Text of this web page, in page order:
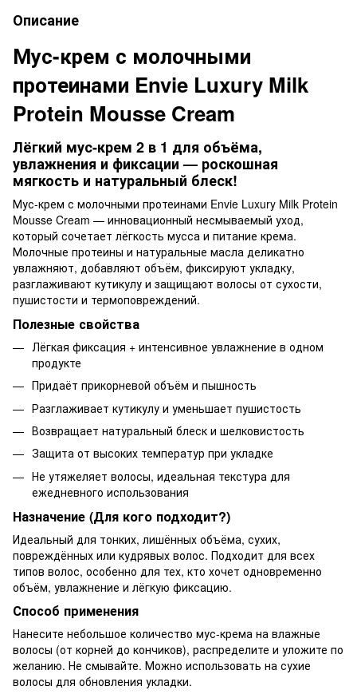
Описание
Мус-крем с молочными
протеинами Envie Luxury Milk
Protein Mousse Cream
Лёгкий мус-крем 2 в 1 для объёма,
увлажнения и фиксации — роскошная
мягкость и натуральный блеск!
Мус-крем с молочными протеинами Envie Luxury Milk Protein
Mousse Cream — инновационный несмываемый уход,
который сочетает лёгкость мусса и питание крема.
Молочные протеины и натуральные масла деликатно
увлажняют, добавляют объём, фиксируют укладку,
разглаживают кутикулу и защищают волосы от сухости,
пушистости и термоповреждений.
Полезные свойства
Лёгкая фиксация + интенсивное увлажнение в одном
продукте
Придаёт прикорневой объём и пышность
Разглаживает кутикулу и уменьшает пушистость
Возвращает натуральный блеск и шелковистость
Защита от высоких температур при укладке
Не утяжеляет волосы, идеальная текстура для
ежедневного использования
Назначение (Для кого подходит?)
Идеальный для тонких, лишённых объёма, сухих,
повреждённых или кудрявых волос. Подходит для всех
типов волос, особенно для тех, кто хочет одновременно
объём, увлажнение и лёгкую фиксацию.
Способ применения
Нанесите небольшое количество мус-крема на влажные
волосы (от корней до кончиков), распределите и уложите по
желанию. Не смывайте. Можно использовать на сухие
волосы для обновления укладки.